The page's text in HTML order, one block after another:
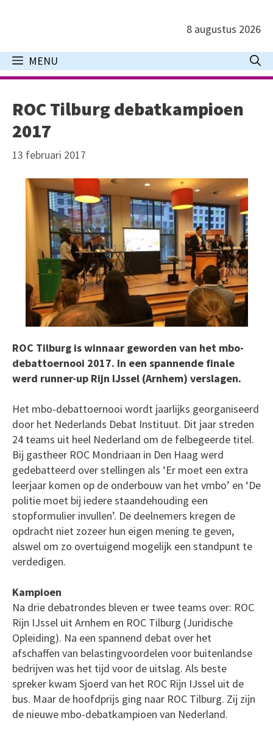
inhoud
8 augustus 2026
MENU
ROC Tilburg debatkampioen
2017
13 februari 2017
ROC Tilburg is winnaar geworden van het mbo-
debattoernooi 2017. In een spannende finale
werd runner-up Rijn IJssel (Arnhem) verslagen.
Het mbo-debattoernooi wordt jaarlijks georganiseerd
door het Nederlands Debat Instituut. Dit jaar streden
24 teams uit heel Nederland om de felbegeerde titel.
Bij gastheer ROC Mondriaan in Den Haag werd
gedebatteerd over stellingen als ‘Er moet een extra
leerjaar komen op de onderbouw van het vmbo’ en ‘De
politie moet bij iedere staandehouding een
stopformulier invullen’. De deelnemers kregen de
opdracht niet zozeer hun eigen mening te geven,
alswel om zo overtuigend mogelijk een standpunt te
verdedigen.
Kampioen
Na drie debatrondes bleven er twee teams over: ROC
Rijn IJssel uit Arnhem en ROC Tilburg (Juridische
Opleiding). Na een spannend debat over het
afschaffen van belastingvoordelen voor buitenlandse
bedrijven was het tijd voor de uitslag. Als beste
spreker kwam Sjoerd van het ROC Rijn IJssel uit de
bus. Maar de hoofdprijs ging naar ROC Tilburg. Zij zijn
de nieuwe mbo-debatkampioen van Nederland.